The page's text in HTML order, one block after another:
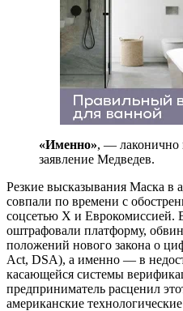
«Именно», — лаконично
заявление Медведев.
Резкие высказывания Маска в
совпали по времени с
соцсетью X и Еврокомиссией.
оштрафовали платформу,
положений нового закона о
Act, DSA), а именно — в
касающейся системы
предприниматель расценил
американские